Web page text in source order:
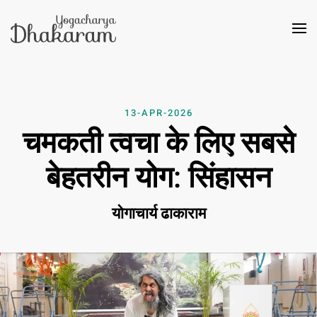
Skip to main content
13-APR-2026
चमकती त्वचा के लिए सबसे
बेहतरीन योग: सिंहासन
योगाचार्य ढाकाराम